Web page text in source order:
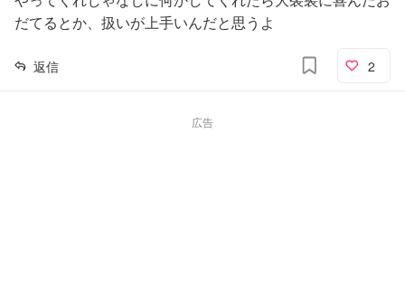
だてるとか、扱いが上手いんだと思うよ
返信 2
広告